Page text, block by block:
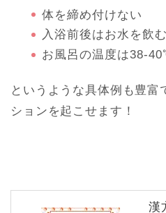
体を締め付けない
入浴前後はお水を飲む
お風呂の温度は38-
というような具体例も豊富
ションを起こせます！
漢